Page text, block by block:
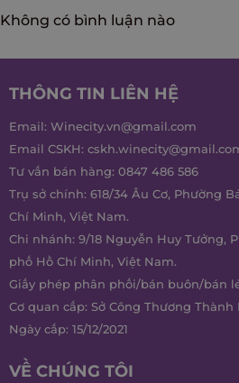
Không có bình luận nào
THÔNG TIN LIÊN HỆ
Email: Winecity.vn@gmail.com
Email CSKH:
Tư vấn bán hàng: 0847 486 586
Trụ sở chính: 618/34 Âu Cơ, Phường
Chí Minh, Việt Nam.
Chi nhánh: 9/18 Nguyễn Huy Tưởng,
phố Hồ Chí Minh, Việt Nam.
Giấy phép phân phối/bán buôn/bán lẻ
Cơ quan cấp: Sở Công Thương Thành
Ngày cấp: 15/12/2021
VỀ CHÚNG TÔI